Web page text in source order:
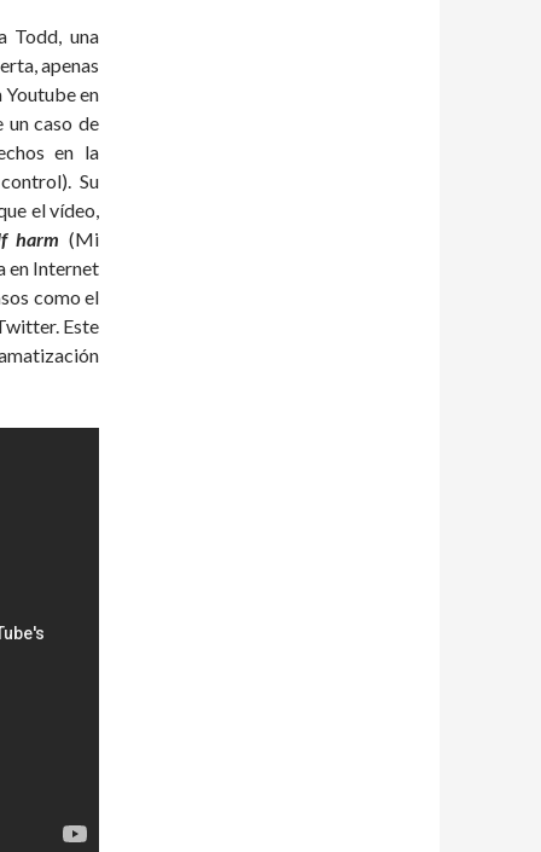
Todd, una
apenas
Youtube en
un caso de
en la
Su
el vídeo,
harm (Mi
en Internet
como el
Este